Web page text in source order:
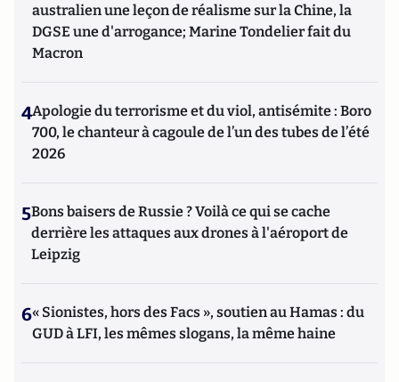
australien une leçon de réalisme sur la Chine, la
DGSE une d'arrogance; Marine Tondelier fait du
Macron
4Apologie du terrorisme et du viol, antisémite : Boro
700, le chanteur à cagoule de l’un des tubes de l’été
2026
5Bons baisers de Russie ? Voilà ce qui se cache
derrière les attaques aux drones à l'aéroport de
Leipzig
6« Sionistes, hors des Facs », soutien au Hamas : du
GUD à LFI, les mêmes slogans, la même haine